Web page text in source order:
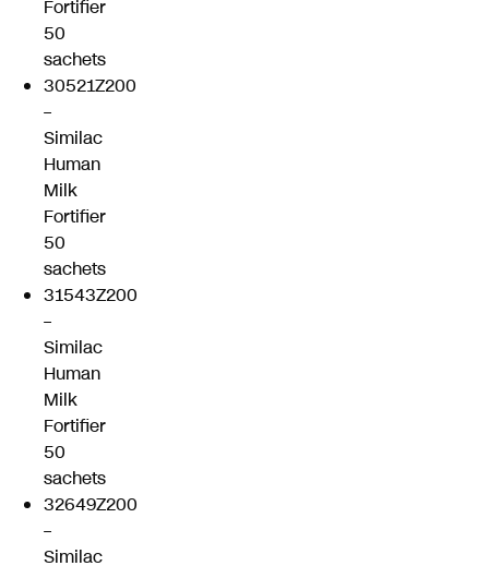
Fortifier
50
sachets
30521Z200
–
Similac
Human
Milk
Fortifier
50
sachets
31543Z200
–
Similac
Human
Milk
Fortifier
50
sachets
32649Z200
–
Similac